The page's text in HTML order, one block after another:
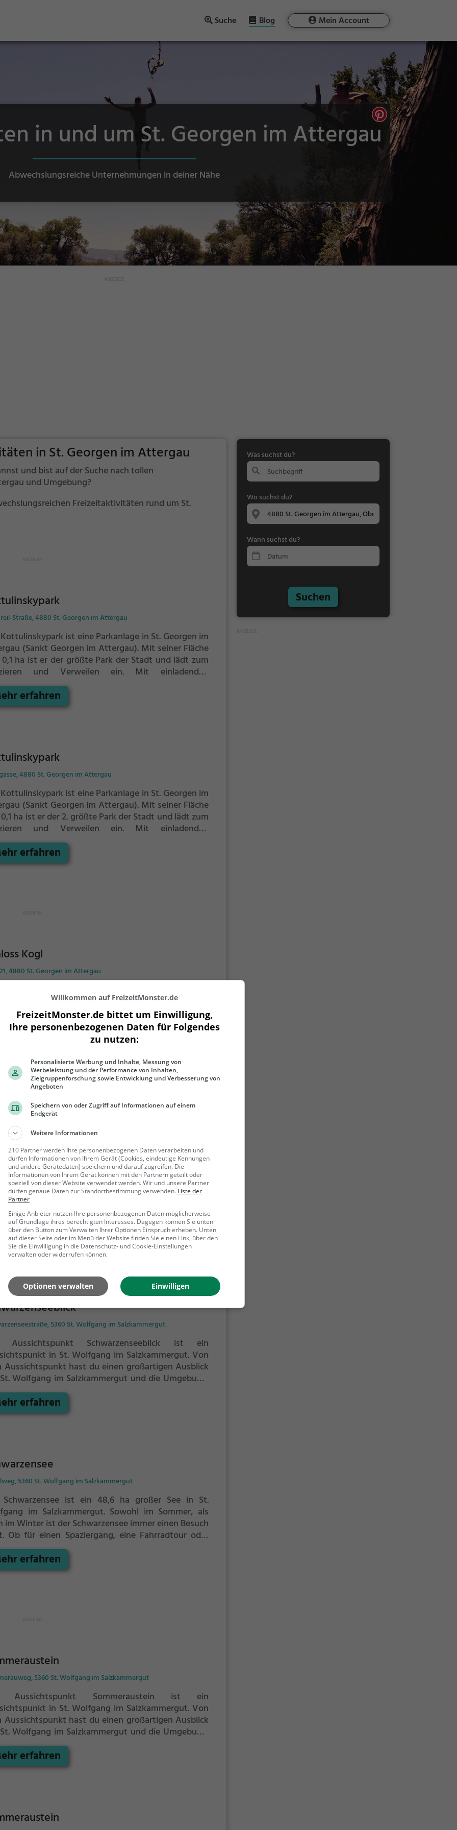
Suche Blog Mein Account
in und um St. Georgen im Attergau
Abwechslungsreiche Unternehmungen in deiner Nähe
in St. Georgen im Attergau
und bist auf der Suche nach tollen
und Umgebung?
Freizeitaktivitäten rund um St.
Straße, 4880 St. Georgen im Attergau
ist eine Parkanlage in St. Georgen im
(Sankt Georgen im Attergau). Mit seiner Fläche
ha ist er der größte Park der Stadt und lädt zum
und Verweilen ein. Mit einladenden
und Sitzgelegenheiten bietet der
zahlreiche Möglichkeiten zur
erfahren
4880 St. Georgen im Attergau
ist eine Parkanlage in St. Georgen im
(Sankt Georgen im Attergau). Mit seiner Fläche
ha ist er der 2. größte Park der Stadt und lädt zum
und Verweilen ein. Mit einladenden
und Sitzgelegenheiten bietet der
zahlreiche Möglichkeiten zur
erfahren
Kogl
4880 St. Georgen im Attergau
Adelssitz eignet sich vor allem als Ausflugsziel für
Wanderung oder einen Spaziergang. Besonders
ist er bei Familien, Naturfreunden und
Der Adelssitz offenbart historische
Einblick in die Geschichte.
Alpaka
12, 4880 St. Georgen im Attergau
Alpaka ist ein Anbieter für Alpakawanderungen
Alpakaspaziergänge in St. Georgen im Attergau. Ein
oder eine Wanderung mit den flauschigen
ist eine tolle Idee für einen Kindergeburtstag
einen Ausflug mit der Familie. Die kuscheligen Tiere
eine unheimliche Ruhe aus und werden daher
häufig zu Therapiezwecken eingesetzt.
Mehr erfahren
5360 St. Wolfgang im Salzkammergut
Aussichtspunkt Schwarzenseeblick ist ein
in St. Wolfgang im Salzkammergut. Von
Aussichtspunkt hast du einen großartigen Ausblick
Wolfgang im Salzkammergut und die Umgebung.
ist der Aussichtspunkt Schwarzenseeblick ein
Ausflugsziel für Familienausflüge, Wanderungen
zum Picknicken und lockt an warmen und sonnigen
erfahren
5360 St. Wolfgang im Salzkammergut
Schwarzensee ist ein 48,6 ha großer See in St.
im Salzkammergut. Sowohl im Sommer, als
im Winter ist der Schwarzensee immer einen Besuch
Ob für einen Spaziergang, eine Fahrradtour oder
um die Natur zu genießen - der Schwarzensee
zahlreiche Möglichkeiten für Freizeitaktivitäten.
erfahren
5360 St. Wolfgang im Salzkammergut
Aussichtspunkt Sommeraustein ist ein
in St. Wolfgang im Salzkammergut. Von
Aussichtspunkt hast du einen großartigen Ausblick
Wolfgang im Salzkammergut und die Umgebung.
ist der Aussichtspunkt Sommeraustein ein
Ausflugsziel für Familienausflüge, Wanderungen
zum Picknicken und lockt an warmen und sonnigen
erfahren
Was suchst du?
Wo suchst du?
Wann suchst du?
Suchen
Willkommen auf FreizeitMonster.de
FreizeitMonster.de bittet um Einwilligung,
Ihre personenbezogenen Daten für Folgendes
zu nutzen:
Personalisierte Werbung und Inhalte, Messung von
Werbeleistung und der Performance von Inhalten,
Zielgruppenforschung sowie Entwicklung und Verbesserung von
Angeboten
Speichern von oder Zugriff auf Informationen auf einem
Endgerät
Weitere Informationen
210 Partner werden Ihre personenbezogenen Daten verarbeiten und
dürfen Informationen von Ihrem Gerät (Cookies, eindeutige Kennungen
und andere Gerätedaten) speichern und darauf zugreifen. Die
Informationen von Ihrem Gerät können mit den Partnern geteilt oder
speziell von dieser Website verwendet werden. Wir und unsere Partner
dürfen genaue Daten zur Standortbestimmung verwenden. Liste der
Partner
Einige Anbieter nutzen Ihre personenbezogenen Daten möglicherweise
auf Grundlage ihres berechtigten Interesses. Dagegen können Sie unten
über den Button zum Verwalten Ihrer Optionen Einspruch erheben. Unten
auf dieser Seite oder im Menü der Website finden Sie einen Link, über den
Sie die Einwilligung in die Datenschutz- und Cookie-Einstellungen
verwalten oder widerrufen können.
Einwilligen
Optionen verwalten